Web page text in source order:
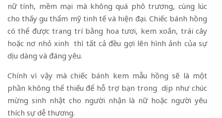
nữ tính, mềm mại mà không quá phô trương, cùng lúc
cho thấy gu thẩm mỹ tinh tế và hiện đại. Chiếc bánh hồng
có thể được trang trí bằng hoa tươi, kem xoắn, trái cây
hoặc nơ nhỏ xinh thì tất cả đều gợi lên hình ảnh của sự
dịu dàng và đáng yêu.
Chính vì vậy mà chiếc bánh kem mẫu hồng sẽ là một
phần không thể thiếu để hỗ trợ bạn trong dịp như chúc
mừng sinh nhật cho người nhận là nữ hoặc người yêu
thích sự dễ thương.